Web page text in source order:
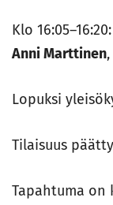
Klo
Anni Marttinen
Lopuksi
Tilaisuus
Tapahtuma